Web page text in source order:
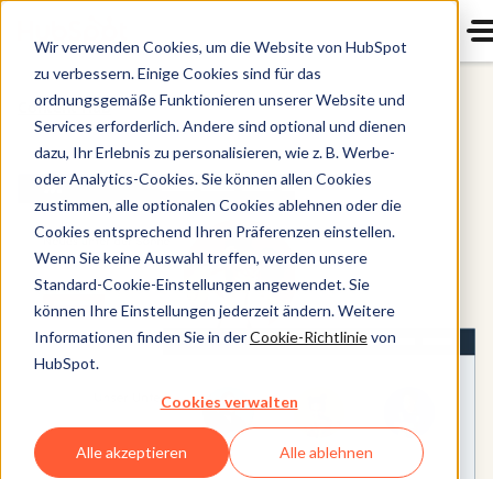
Wir verwenden Cookies, um die Website von HubSpot
zu verbessern. Einige Cookies sind für das
ordnungsgemäße Funktionieren unserer Website und
Services erforderlich. Andere sind optional und dienen
dazu, Ihr Erlebnis zu personalisieren, wie z. B. Werbe-
oder Analytics-Cookies. Sie können allen Cookies
zustimmen, alle optionalen Cookies ablehnen oder die
Cookies entsprechend Ihren Präferenzen einstellen.
Wenn Sie keine Auswahl treffen, werden unsere
Standard-Cookie-Einstellungen angewendet. Sie
können Ihre Einstellungen jederzeit ändern. Weitere
Informationen finden Sie in derCookie-Richtlinievon
HubSpot.
Cookies verwalten
Alle akzeptieren Alle ablehnen
Content Hub